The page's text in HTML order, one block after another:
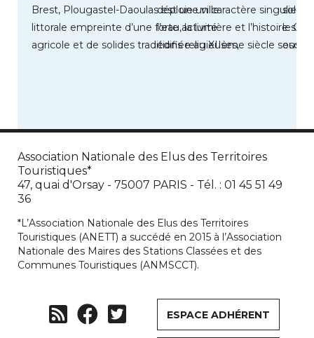
Brest, Plougastel-Daoulas est une ville
littorale empreinte d’une forte activité
agricole et de solides traditions religieuses,
déploie un caractère singulier,
l’eau, la lumière et l’histoire.
édifiée au XIIème siècle sous
soleil
les
Association Nationale des Elus des Territoires
Touristiques*
47, quai d'Orsay - 75007 PARIS - Tél. : 01 45 51 49
36
*L’Association Nationale des Elus des Territoires
Touristiques (ANETT) a succédé en 2015 à l’Association
Nationale des Maires des Stations Classées et des
Communes Touristiques (ANMSCCT).
ESPACE ADHÉRENT